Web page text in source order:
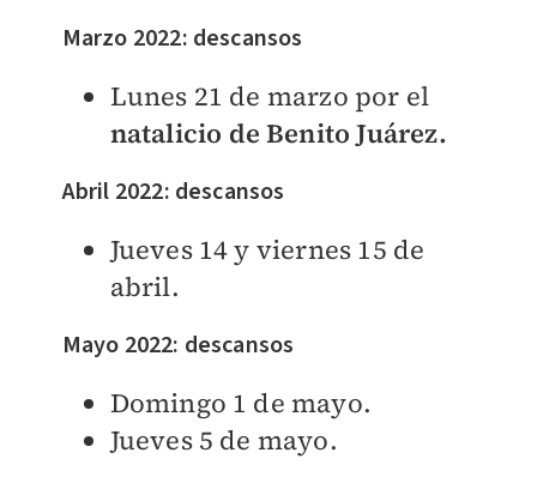
Marzo 2022: descansos
Lunes 21 de marzo por el
natalicio de Benito Juárez.
Abril 2022: descansos
Jueves 14 y viernes 15 de
abril.
Mayo 2022: descansos
Domingo 1 de mayo.
Jueves 5 de mayo.